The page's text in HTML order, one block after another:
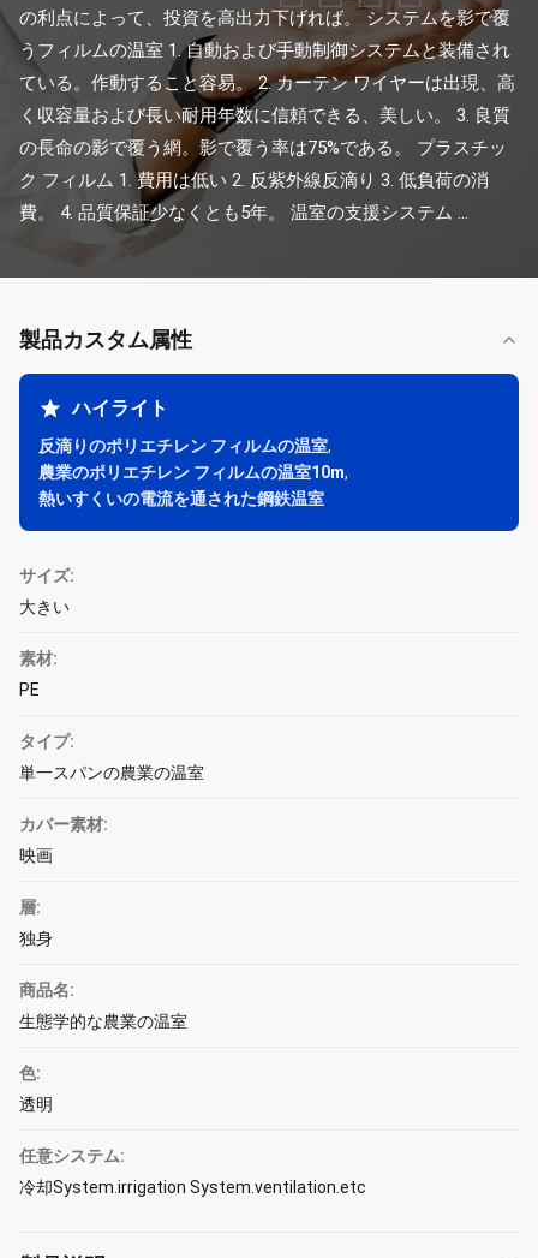
の利点によって、投資を高出力下げれば。 システムを影で覆
うフィルムの温室 1. 自動および手動制御システムと装備され
ている。作動すること容易。 2. カーテン ワイヤーは出現、高
く収容量および長い耐用年数に信頼できる、美しい。 3. 良質
の長命の影で覆う網。影で覆う率は75%である。 プラスチッ
ク フィルム 1. 費用は低い 2. 反紫外線反滴り 3. 低負荷の消
費。 4. 品質保証少なくとも5年。 温室の支援システム ...
製品カスタム属性
ハイライト
反滴りのポリエチレン フィルムの温室,
農業のポリエチレン フィルムの温室10m,
熱いすくいの電流を通された鋼鉄温室
サイズ:
大きい
素材:
PE
タイプ:
単一スパンの農業の温室
カバー素材:
映画
層:
独身
商品名:
生態学的な農業の温室
色:
透明
任意システム:
冷却System.irrigation System.ventilation.etc